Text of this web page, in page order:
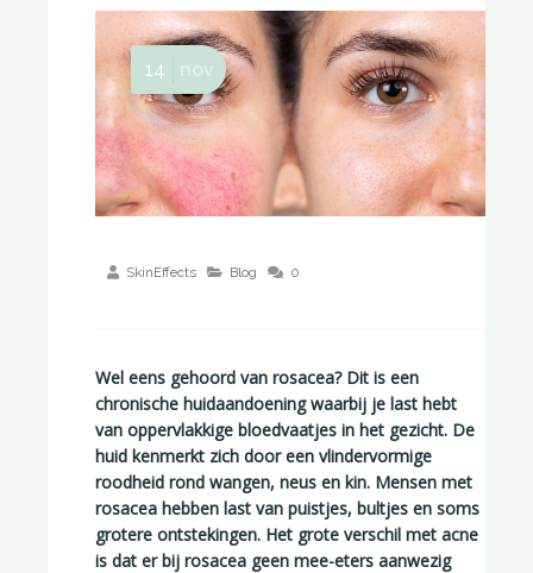
SkinEffects Blog 0
14 nov
Wel eens gehoord van rosacea? Dit is een
chronische huidaandoening waarbij je last hebt
van oppervlakkige bloedvaatjes in het gezicht. De
huid kenmerkt zich door een vlindervormige
roodheid rond wangen, neus en kin. Mensen met
rosacea hebben last van puistjes, bultjes en soms
grotere ontstekingen. Het grote verschil met acne
is dat er bij rosacea geen mee-eters aanwezig